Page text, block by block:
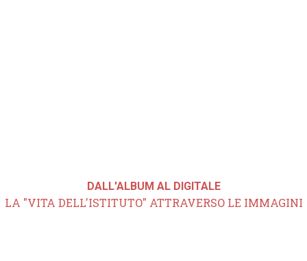
DALL'ALBUM AL DIGITALE
LA "VITA DELL'ISTITUTO" ATTRAVERSO LE IMMAGINI